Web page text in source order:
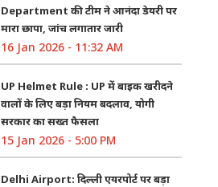
Department की टीम ने आनंदा डेयरी पर
मारा छापा, जांच लगातार जारी
16 Jan 2026 - 11:32 AM
UP Helmet Rule : UP में बाइक खरीदने
वालों के लिए बड़ा नियम बदलाव, योगी
सरकार का सख्त फैसला
15 Jan 2026 - 5:00 PM
Delhi Airport: दिल्ली एयरपोर्ट पर बड़ा